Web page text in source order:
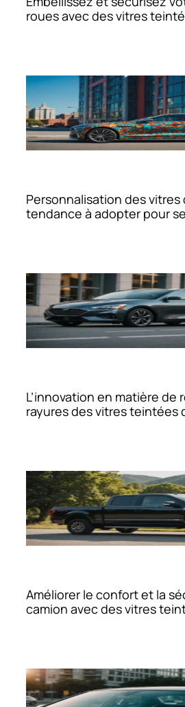
roues avec des vitres
Personnalisation des vitres
tendance à adopter pour
L’innovation en matière de
rayures des vitres teintées
Améliorer le confort et la
camion avec des vitres